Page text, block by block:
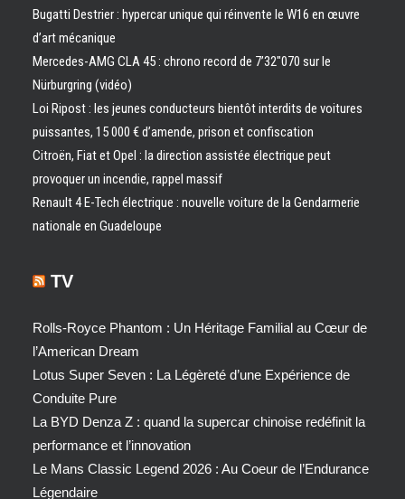
Bugatti Destrier : hypercar unique qui réinvente le W16 en œuvre
d’art mécanique
Mercedes-AMG CLA 45 : chrono record de 7’32″070 sur le
Nürburgring (vidéo)
Loi Ripost : les jeunes conducteurs bientôt interdits de voitures
puissantes, 15 000 € d’amende, prison et confiscation
Citroën, Fiat et Opel : la direction assistée électrique peut
provoquer un incendie, rappel massif
Renault 4 E-Tech électrique : nouvelle voiture de la Gendarmerie
nationale en Guadeloupe
TV
Rolls-Royce Phantom : Un Héritage Familial au Cœur de
l’American Dream
Lotus Super Seven : La Légèreté d’une Expérience de
Conduite Pure
La BYD Denza Z : quand la supercar chinoise redéfinit la
performance et l’innovation
Le Mans Classic Legend 2026 : Au Coeur de l’Endurance
Légendaire